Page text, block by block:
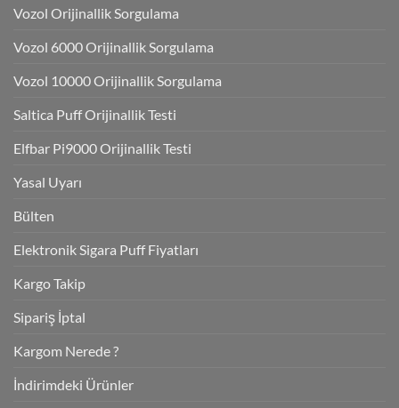
Vozol Orijinallik Sorgulama
Vozol 6000 Orijinallik Sorgulama
Vozol 10000 Orijinallik Sorgulama
Saltica Puff Orijinallik Testi
Elfbar Pi9000 Orijinallik Testi
Yasal Uyarı
Bülten
Elektronik Sigara Puff Fiyatları
Kargo Takip
Sipariş İptal
Kargom Nerede ?
İndirimdeki Ürünler